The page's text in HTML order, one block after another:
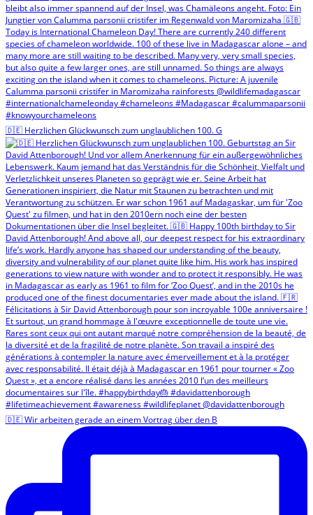
🇩🇪 Herzlichen Glückwunsch zum unglaublichen 100. G
🇩🇪 Wir arbeiten gerade an einem Vortrag über den B